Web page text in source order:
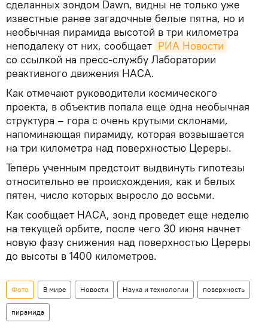
сделанных зондом Dawn, видны не только уже
известные ранее загадочные белые пятна, но и
необычная пирамида высотой в три километра
неподалеку от них, сообщает РИА Новости
со ссылкой на пресс-службу Лаборатории
реактивного движения НАСА.
Как отмечают руководители космического
проекта, в объектив попала еще одна необычная
структура – гора с очень крутыми склонами,
напоминающая пирамиду, которая возвышается
на три километра над поверхностью Цереры.
Теперь ученным предстоит выдвинуть гипотезы
относительно ее происхождения, как и белых
пятен, число которых выросло до восьми.
Как сообщает НАСА, зонд проведет еще неделю
на текущей орбите, после чего 30 июня начнет
новую фазу снижения над поверхностью Цереры
до высоты в 1400 километров.
Фото В мире Новости Наука и технологии поверхность
пирамида